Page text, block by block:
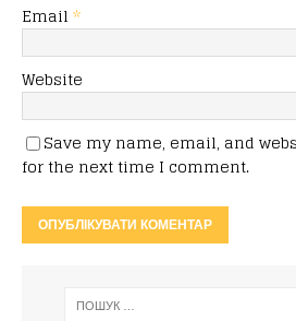
Email *
Website
Save my name, email, and
for the next time I comment.